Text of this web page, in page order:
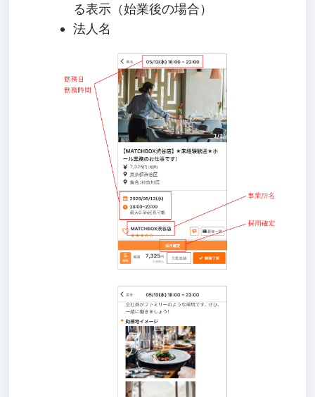
る表示（始業後の場合）
法人名